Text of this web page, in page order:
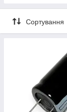
Сортування